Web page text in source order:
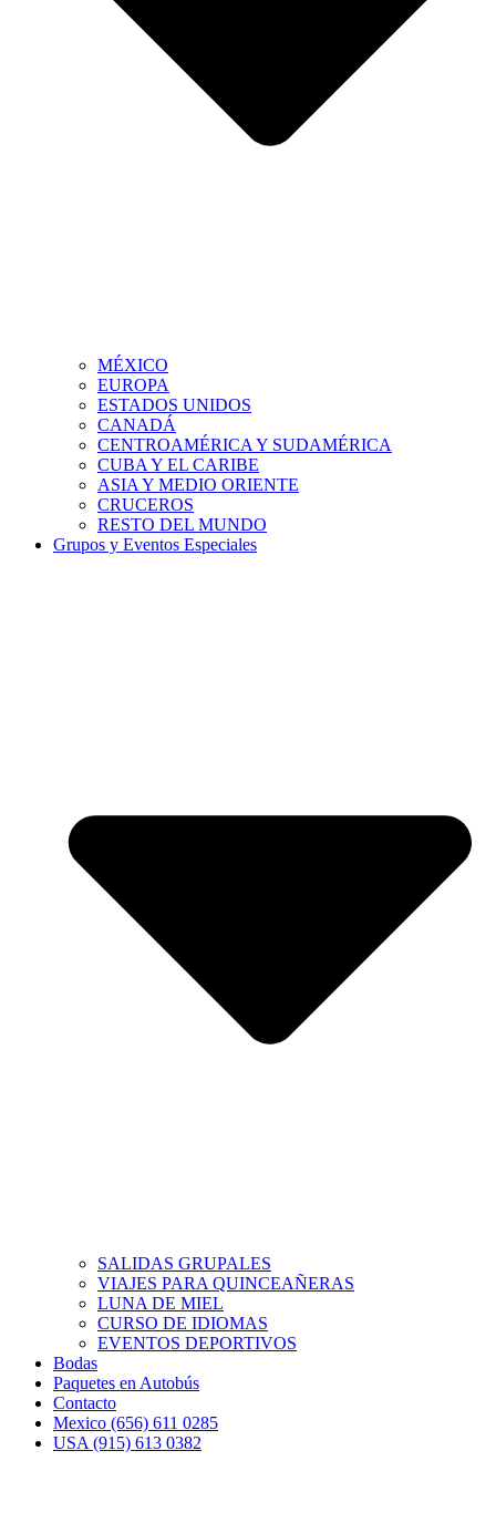
MÉXICO
EUROPA
ESTADOS UNIDOS
CANADÁ
CENTROAMÉRICA Y SUDAMÉRICA
CUBA Y EL CARIBE
ASIA Y MEDIO ORIENTE
CRUCEROS
RESTO DEL MUNDO
Grupos y Eventos Especiales
SALIDAS GRUPALES
VIAJES PARA QUINCEAÑERAS
LUNA DE MIEL
CURSO DE IDIOMAS
EVENTOS DEPORTIVOS
Bodas
Paquetes en Autobús
Contacto
Mexico (656) 611 0285
USA (915) 613 0382